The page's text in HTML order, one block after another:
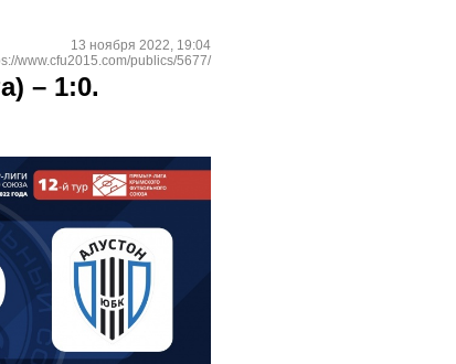
13 ноября 2022, 19:04
www.cfu2015.com/publics/5677/
– 1:0.